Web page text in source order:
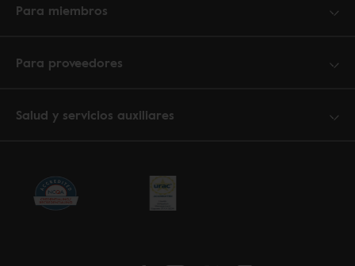
Para miembros
Para proveedores
Salud y servicios auxiliares